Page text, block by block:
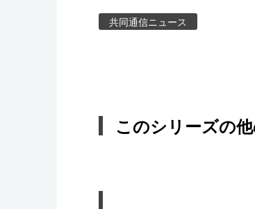
共同通信ニュース
このシリーズの